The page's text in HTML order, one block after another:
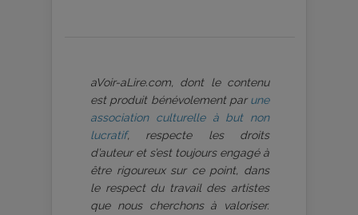
aVoir-aLire.com, dont le contenu
est produit bénévolement par une
association culturelle à but non
lucratif, respecte les droits
d’auteur et s’est toujours engagé à
être rigoureux sur ce point, dans
le respect du travail des artistes
que nous cherchons à valoriser.